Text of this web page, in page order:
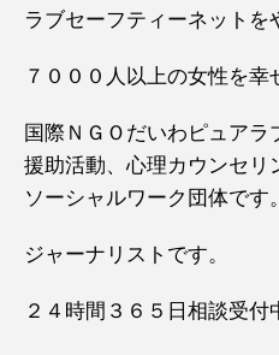
ラブセーフティーネットを
７０００人以上の女性を幸
国際ＮＧＯだいわピュア
援助活動、心理カウンセリ
ソーシャルワーク団体です。
ジャーナリストです。
２４時間３６５日相談受付